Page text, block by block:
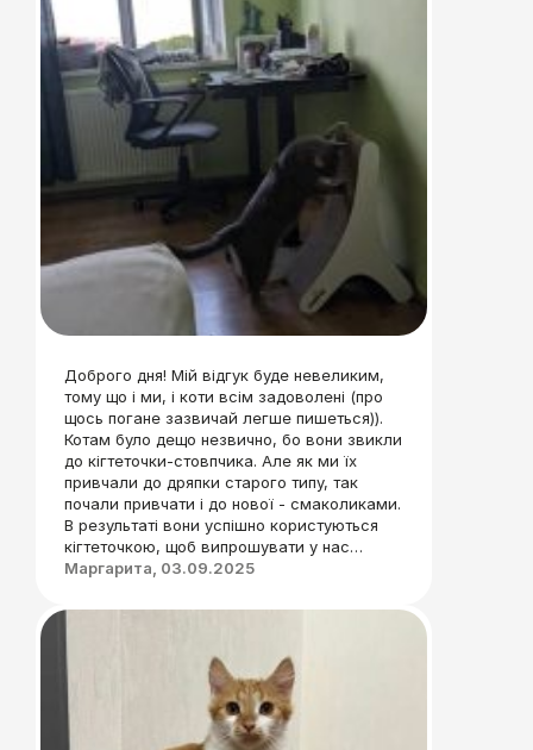
Доброго дня! Мій відгук буде невеликим,
тому що і ми, і коти всім задоволені (про
щось погане зазвичай легше пишеться)).
Котам було дещо незвично, бо вони звикли
до кігтеточки-стовпчика. Але як ми їх
привчали до дряпки старого типу, так
почали привчати і до нової - смаколиками.
В результаті вони успішно користуються
кігтеточкою, щоб випрошувати у нас
ласощі. Звісно, як звикли, вони точать кігті
скаржаться. Просто зі смаколиками їм
поставили поруч кігтеточки Dream і Muse,
тож тепер у котів є ніби невеличка зона
відпочинку. Там вони люблять і полежати, і
кігти поточити - хоч вертикально, хоч
горизонтально. Ну а ми, котобатьки,
Маргарита, 03.09.2025